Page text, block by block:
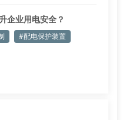
企业用电安全？
#配电保护装置